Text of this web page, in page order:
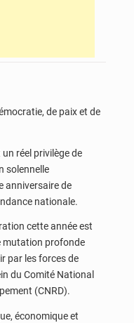
de paix et de
réel privilège de
solennelle
anniversaire de
nationale.
cette année est
mutation profonde
par les forces de
du Comité National
(CNRD).
économique et